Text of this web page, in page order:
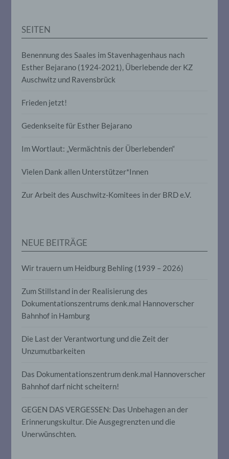
SEITEN
Benennung des Saales im Stavenhagenhaus nach
Esther Bejarano (1924-2021), Überlebende der KZ
Auschwitz und Ravensbrück
Frieden jetzt!
Gedenkseite für Esther Bejarano
Im Wortlaut: „Vermächtnis der Überlebenden“
Vielen Dank allen Unterstützer*Innen
Zur Arbeit des Auschwitz-Komitees in der BRD e.V.
NEUE BEITRÄGE
Wir trauern um Heidburg Behling (1939 – 2026)
Zum Stillstand in der Realisierung des
Dokumentationszentrums denk.mal Hannoverscher
Bahnhof in Hamburg
Die Last der Verantwortung und die Zeit der
Unzumutbarkeiten
Das Dokumentationszentrum denk.mal Hannoverscher
Bahnhof darf nicht scheitern!
GEGEN DAS VERGESSEN: Das Unbehagen an der
Erinnerungskultur. Die Ausgegrenzten und die
Unerwünschten.
Bereitstellung, den Abgleich oder die
Löschen oder die Vernichtung.
Markierung gespeicherter
personenbezogener Daten mit dem Ziel,
e) Profiling
Profiling ist jede Art der automatisierten
Aspekte, die sich auf eine natürliche
Person beziehen, zu bewerten,
Arbeitsleistung, wirtschaftlicher Lage,
Interessen, Zuverlässigkeit, Verhalten,
Aufenthaltsort oder Ortswechsel dieser
natürlichen Person zu analysieren oder
vorherzusagen.
f) Pseudonymisierung
Pseudonymisierung ist die Verarbeitung
personenbezogener Daten in einer Weise,
auf welche die personenbezogenen Daten
Informationen nicht mehr einer
spezifischen betroffenen Person
zugeordnet werden können, sofern diese
zusätzlichen Informationen gesondert